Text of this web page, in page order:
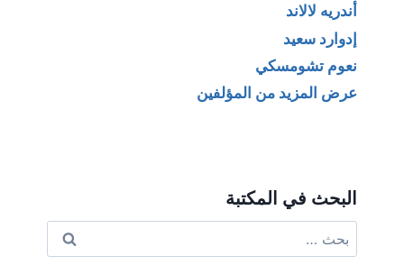
أندريه لالاند
إدوارد سعيد
نعوم تشومسكي
عرض المزيد من المؤلفين
البحث في المكتبة
عن: